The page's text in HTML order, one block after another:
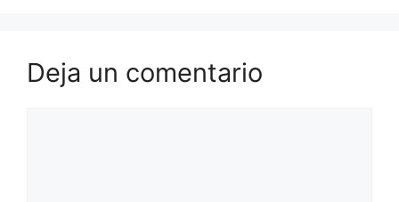
Deja un comentario